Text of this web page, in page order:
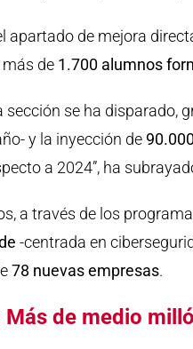
apartado de mejora
de 1.700 alumnos
sección se ha
y la inyección de
a 2024”, ha
a través de los
-centrada en
78 nuevas empresas.
de medio